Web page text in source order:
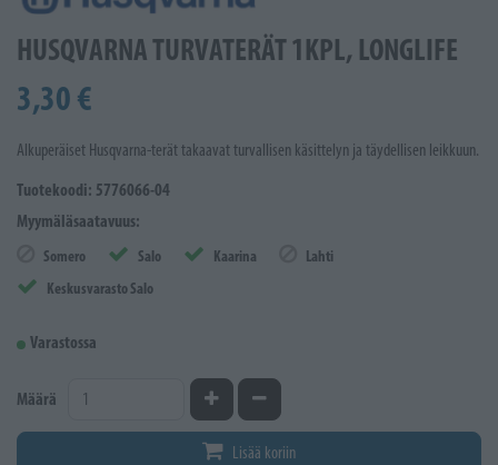
HUSQVARNA TURVATERÄT 1KPL, LONGLIFE
3,30 €
Alkuperäiset Husqvarna-terät takaavat turvallisen käsittelyn ja täydellisen leikkuun.
Tuotekoodi: 5776066-04
Myymäläsaatavuus:
Somero Salo Kaarina
Lahti
Keskusvarasto Salo
Varastossa
Määrä Kasvata määrääVähennä määrää
Lisää koriin